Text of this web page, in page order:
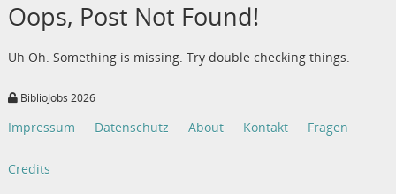
Oops, Post Not Found!
Uh Oh. Something is missing. Try double checking things.
BiblioJobs 2026
Impressum Datenschutz About Kontakt Fragen
Credits